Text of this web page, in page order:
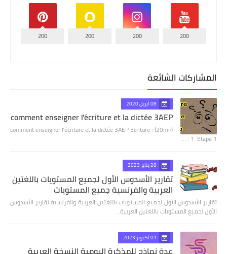
200
200
200
200
المشاركات الشائعة
08 أبريل 2020
comment enseigner l'écriture et la dictée 3AEP
comment enseigner l'écriture et la dictée 3AEP Ecriture : (20mn)
1. Etape 1 : …
28 يناير 2023
تقارير الأسدوس الأول لجميع المستويات باللغتين
العربية والفرنسية جميع المستويات
تقارير الأسدوس الأول لجميع المستويات باللغتين العربية والفرنسية تقارير الأسدوس
الأول لجميع المستويات باللغتين العربية…
01 أكتوبر 2023
عدة نماذج للمذكرة اليومية النسخة العربية